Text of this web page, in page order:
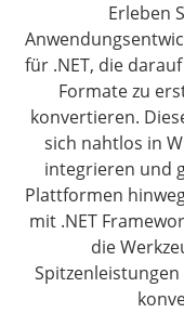
Erleben
für .NET, die darauf
Formate zu
konvertieren.
sich nahtlos in
integrieren und
Plattformen
mit .NET
die